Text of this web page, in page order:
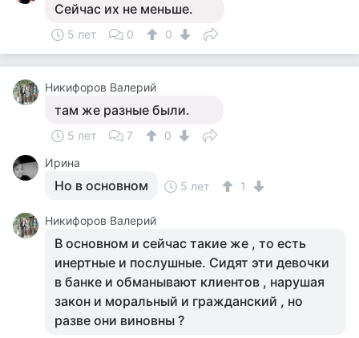
Сейчас их не меньше.
5 лет 0 0
Никифоров Валерий
там же разные были.
5 лет 7
0
Ирина
Но в основном 5 лет 1
Никифоров Валерий
В основном и сейчас такие же , то есть
инертные и послушные. Сидят эти девочки
в банке и обманывают клиентов , нарушая
закон и моральный и гражданский , но
разве они виновны ?